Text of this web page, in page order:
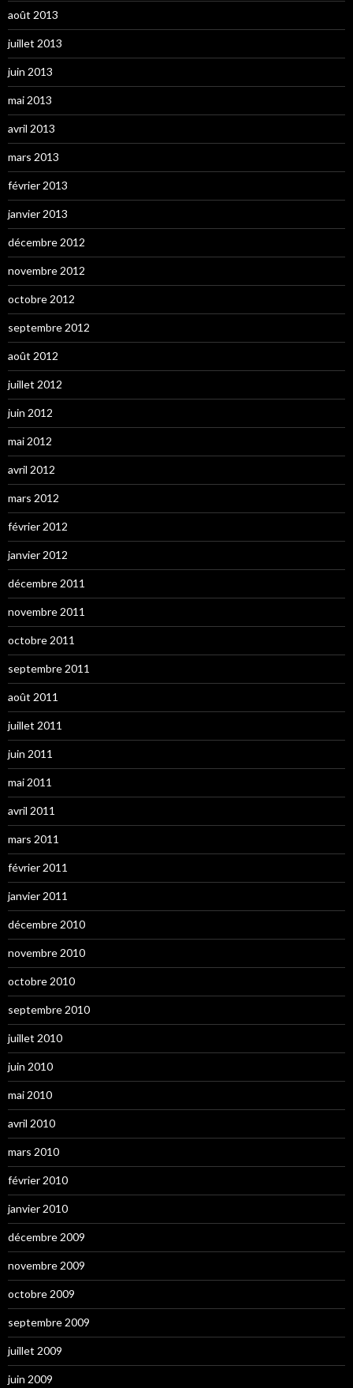
août 2013
juillet 2013
juin 2013
mai 2013
avril 2013
mars 2013
février 2013
janvier 2013
décembre 2012
novembre 2012
octobre 2012
septembre 2012
août 2012
juillet 2012
juin 2012
mai 2012
avril 2012
mars 2012
février 2012
janvier 2012
décembre 2011
novembre 2011
octobre 2011
septembre 2011
août 2011
juillet 2011
juin 2011
mai 2011
avril 2011
mars 2011
février 2011
janvier 2011
décembre 2010
novembre 2010
octobre 2010
septembre 2010
juillet 2010
juin 2010
mai 2010
avril 2010
mars 2010
février 2010
janvier 2010
décembre 2009
novembre 2009
octobre 2009
septembre 2009
juillet 2009
juin 2009